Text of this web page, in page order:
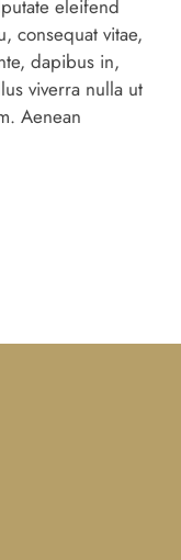
eleifend
consequat vitae,
dapibus in,
viverra nulla ut
Aenean